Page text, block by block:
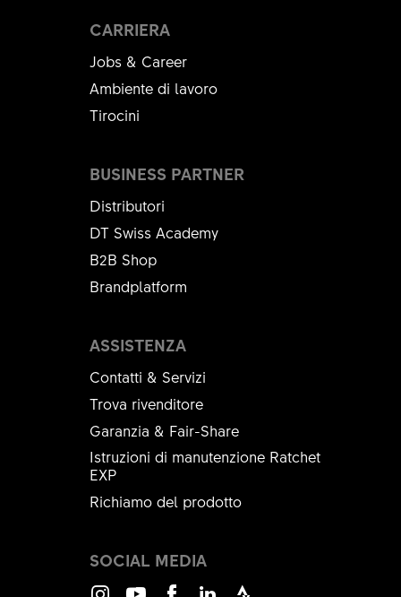
CARRIERA
Jobs & Career
Ambiente di lavoro
Tirocini
ASSISTENZA
Contatti & Servizi
Trova rivenditore
Garanzia & Fair-Share
Istruzioni di manutenzione Ratchet
EXP
Richiamo del prodotto
BUSINESS PARTNER
Distributori
DT Swiss Academy
B2B Shop
Brandplatform
SOCIAL MEDIA